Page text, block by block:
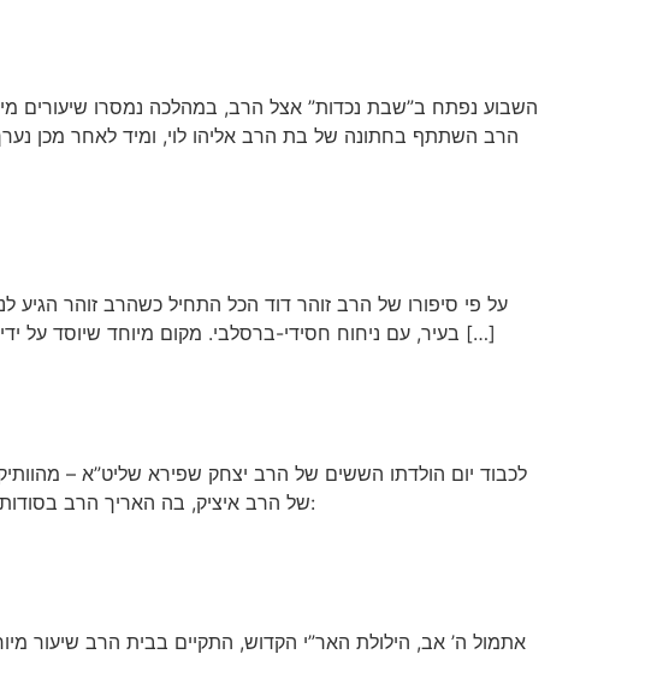
השבוע נפתח ב”שבת נכדות” אצל הרב, במהלכה נמסרו שיעורים
הרב השתתף בחתונה של בת הרב אליהו לוי, ומיד לאחר מכן
על פי סיפורו של הרב זוהר דוד הכל התחיל כשהרב זוהר הגיע
בעיר, עם ניחוח חסידי-ברסלבי. מקום מיוחד שיוסד על ידי אדם יקר, ופועל בו גם כולל אברכים. מי שמנהל שם קבוצה מיוחדת של בעלי תשובה שכבר שנים לומדים […]
של הרב איציק, בה האריך הרב בסודות של “בן ששים לזקנה” (השייך בפרט ליצחק, בו נאמר “ויצחק בן ששים שנה וגו’”).”לשיעור המלא: לתמונות:
אתמול ה’ אב, הילולת האר”י הקדוש, התקיים בבית הרב שיעור